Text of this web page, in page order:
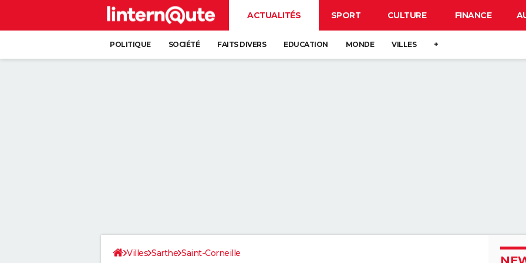
ACTUALITÉS SPORT CULTURE FINANCE
POLITIQUE SOCIÉTÉ FAITS DIVERS EDUCATION MONDE VILLES +
Villes Sarthe Saint-Corneille